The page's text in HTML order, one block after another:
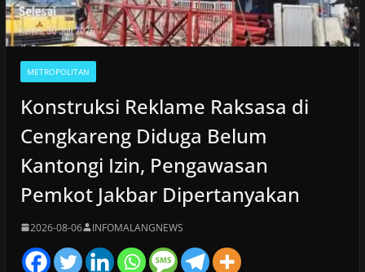
METROPOLITAN
Konstruksi Reklame Raksasa di
Cengkareng Diduga Belum
Kantongi Izin, Pengawasan
Pemkot Jakbar Dipertanyakan
2026-08-06 INFOMALANGNEWS